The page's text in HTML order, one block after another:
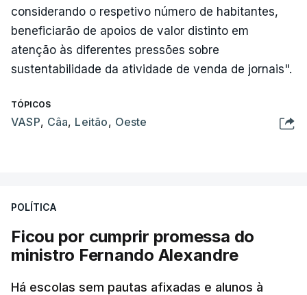
considerando o respetivo número de habitantes,
beneficiarão de apoios de valor distinto em
atenção às diferentes pressões sobre
sustentabilidade da atividade de venda de jornais".
TÓPICOS
VASP, Câa, Leitão, Oeste
POLÍTICA
Ficou por cumprir promessa do
ministro Fernando Alexandre
Há escolas sem pautas afixadas e alunos à